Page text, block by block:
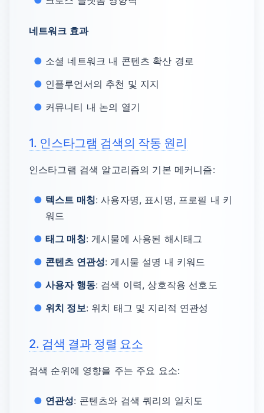
네트워크 효과
소셜 네트워크 내 콘텐츠 확산 경로
인플루언서의 추천 및 지지
커뮤니티 내 논의 열기
1. 인스타그램 검색의 작동 원리
인스타그램 검색 알고리즘의 기본 메커니즘:
텍스트 매칭: 사용자명, 표시명, 프로필 내 키
워드
태그 매칭: 게시물에 사용된 해시태그
콘텐츠 연관성: 게시물 설명 내 키워드
사용자 행동: 검색 이력, 상호작용 선호도
위치 정보: 위치 태그 및 지리적 연관성
2. 검색 결과 정렬 요소
검색 순위에 영향을 주는 주요 요소:
연관성: 콘텐츠와 검색 쿼리의 일치도